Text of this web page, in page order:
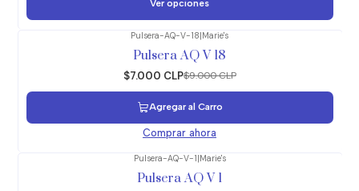
Ver opciones
Pulsera-AQ-V-18|Marie's
Pulsera AQ V 18
$7.000 CLP$9.000 CLP
Agregar al Carro
Comprar ahora
Pulsera-AQ-V-1|Marie's
Pulsera AQ V 1